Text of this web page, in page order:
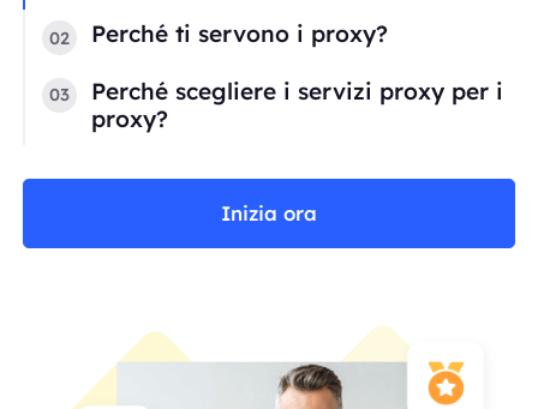
02 Perché ti servono i proxy?
03
Perché scegliere i servizi proxy per i
proxy?
Inizia ora